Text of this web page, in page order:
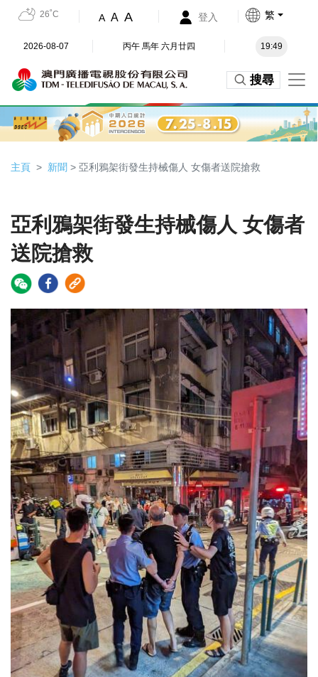
26˚C A A A 登入 繁
2026-08-07 丙午 馬年 六月廿四 19:49
搜尋
主頁 新聞 > 亞利鴉架街發生持械傷人 女傷者送院搶救
亞利鴉架街發生持械傷人 女傷者
送院搶救